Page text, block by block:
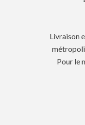
Livraison
Pour le